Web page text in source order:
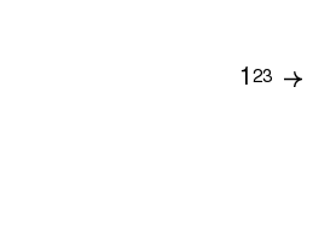
p
Page
1
Page
2
Page
3
Page